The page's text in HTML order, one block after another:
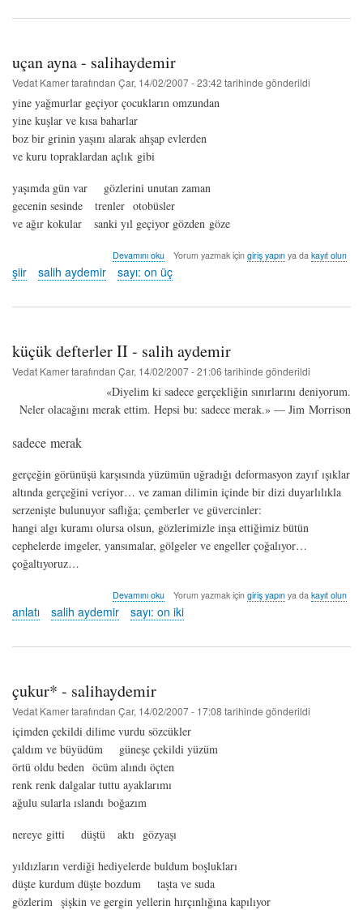
salih
uçan ayna - salihaydemir
Vedat Kamertarafından Çar, 14/02/2007 - 23:42 tarihinde gönderildi
yine yağmurlar geçiyor çocukların omzundan
yine kuşlar ve kısa baharlar
boz bir grinin yaşını alarak ahşap evlerden
ve kuru topraklardan açlık gibi
yaşımda gün var gözlerini unutan zaman
gecenin sesinde trenler otobüsler
ve ağır kokular sanki yıl geçiyor gözden göze
uçan
hakkında
Devamını oku Yorum yazmak için giriş yapınya da kayıt olun
şiir salih aydemir sayı: on üç
küçük defterler II - salih aydemir
Vedat Kamertarafından Çar, 14/02/2007 - 21:06 tarihinde gönderildi
«Diyelim ki sadece gerçekliğin sınırlarını deniyorum.
Neler olacağını merak ettim. Hepsi bu: sadece merak.» — Jim Morrison
sadece merak
gerçeğin görünüşü karşısında yüzümün uğradığı deformasyon zayıf ışıklar
altında gerçeğini veriyor… ve zaman dilimin içinde bir dizi duyarlılıkla
serzenişte bulunuyor saflığa; çemberler ve güvercinler:
hangi algı kuramı olursa olsun, gözlerimizle inşa ettiğimiz bütün
cephelerde imgeler, yansımalar, gölgeler ve engeller çoğalıyor…
çoğaltıyoruz…
küçük
defterler
II
salih
Devamını oku Yorum yazmak için giriş yapınya da kayıt olun
anlatı salih aydemir sayı: on iki
çukur* - salihaydemir
Vedat Kamertarafından Çar, 14/02/2007 - 17:08 tarihinde gönderildi
içimden çekildi dilime vurdu sözcükler
çaldım ve büyüdüm güneşe çekildi yüzüm
örtü oldu beden öcüm alındı öçten
renk renk dalgalar tuttu ayaklarımı
ağulu sularla ıslandı boğazım
nereye gitti düştü aktı gözyaşı
yıldızların verdiği hediyelerde buldum boşlukları
düşte kurdum düşte bozdum taşta ve suda
gözlerim şişkin ve gergin yellerin hırçınlığına kapılıyor